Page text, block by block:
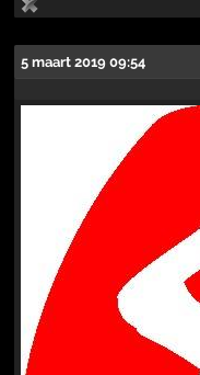
5 maart 2019 09:54